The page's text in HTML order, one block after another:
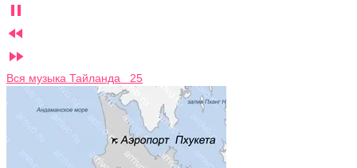



Вся музыка Тайланда 25